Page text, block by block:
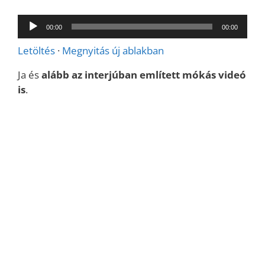
Audió
lejátszó
00:00 00:00
Letöltés · Megnyitás új ablakban
Ja ésalább az interjúban említett mókás videó
is.